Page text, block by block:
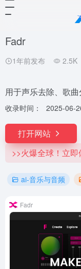
Fadr
1年前发布 2.5K
用于声乐去除、歌曲
收录时间： 2025-06-
打开网站
>>火爆全球！立
ai-音乐与音频
Fadr